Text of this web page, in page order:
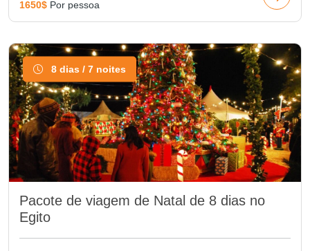
serviço de luxo da sua chegada. A combinação de pontos
turísticos mundialmente famosos e eventos festivos garante
Reserve hoje e receba a temporada no coração do Egito!
1650$ Por pessoa
8 dias / 7 noites
Pacote de viagem de Natal de 8 dias no
Egito